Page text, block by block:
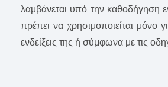
λαμβάνεται υπό την καθοδήγηση
πρέπει να χρησιμοποιείται μόνο
ενδείξεις της ή σύμφωνα με τις